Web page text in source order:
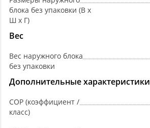
блока без упаковки (В х
Ш х Г)
Вес
Вес наружного блока
без упаковки
Дополнительные характеристики
COP (коэффициент /
класс)